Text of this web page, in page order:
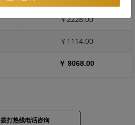
￥2228.00
￥1114.00
￥ 9068.00
拨打热线电话咨询